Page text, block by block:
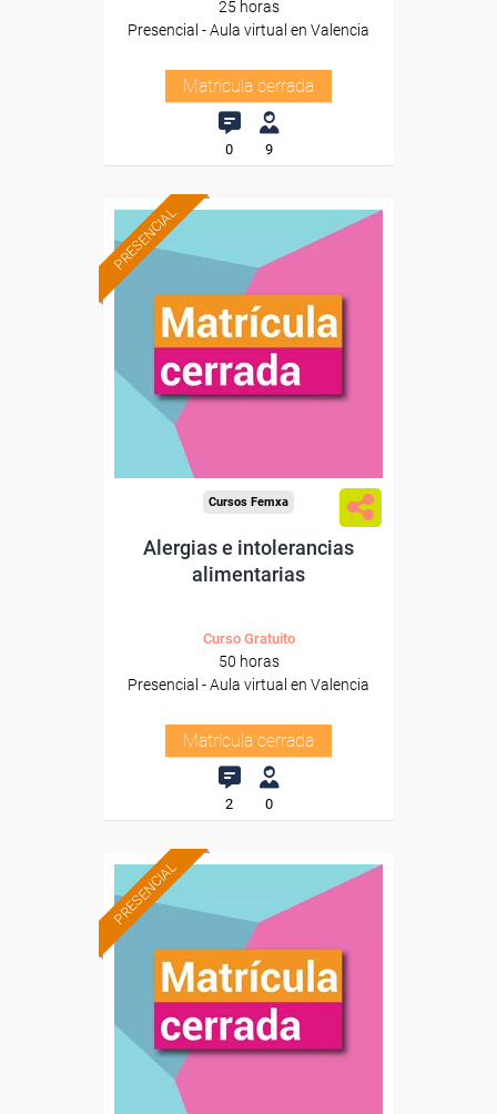
25 horas
Presencial - Aula virtual en Valencia
Matrícula cerrada
0 9
PRESENCIAL
Cursos Femxa
Alergias e intolerancias
alimentarias
Curso Gratuito
50 horas
Presencial - Aula virtual en Valencia
Matrícula cerrada
2 0
PRESENCIAL